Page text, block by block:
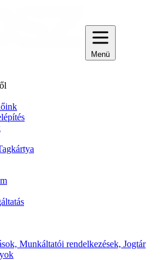
Menü
Munkáltatói rendelkezések, Jogtár